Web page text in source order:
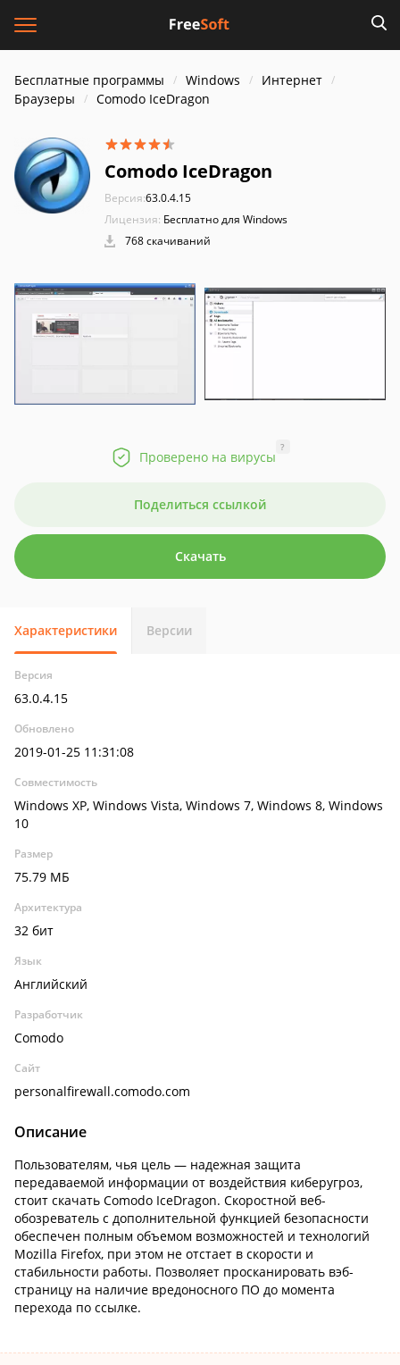
Бесплатные программы Windows
Интернет
Браузеры
Comodo IceDragon
Comodo IceDragon
Версия:63.0.4.15
Лицензия: Бесплатно для Windows
768 скачиваний
Проверено на вирусы
?
Поделиться ссылкой
Скачать
Характеристики Версии
Версия
63.0.4.15
Обновлено
2019-01-25 11:31:08
Совместимость
Windows XP, Windows Vista, Windows 7, Windows 8, Windows
10
Размер
75.79 МБ
Архитектура
32 бит
Язык
Английский
Разработчик
Comodo
Сайт
personalfirewall.comodo.com
Описание
Пользователям, чья цель — надежная защита
передаваемой информации от воздействия киберугроз,
стоит скачать Comodo IceDragon. Скоростной веб-
обозреватель с дополнительной функцией безопасности
обеспечен полным объемом возможностей и технологий
Mozilla Firefox, при этом не отстает в скорости и
стабильности работы. Позволяет просканировать вэб-
страницу на наличие вредоносного ПО до момента
перехода по ссылке.